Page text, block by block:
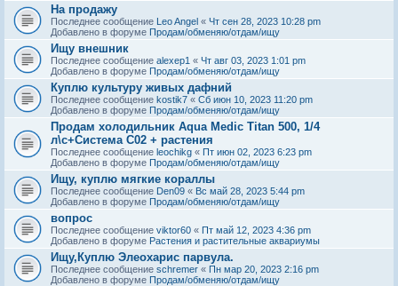
На продажу
Последнее сообщение Leo Angel « Чт сен 28, 2023 10:28 pm
Добавлено в форуме Продам/обменяю/отдам/ищу
Ищу внешник
Последнее сообщение alexep1 « Чт авг 03, 2023 1:01 pm
Добавлено в форуме Продам/обменяю/отдам/ищу
Куплю культуру живых дафний
Последнее сообщение kostik7 « Сб июн 10, 2023 11:20 pm
Добавлено в форуме Продам/обменяю/отдам/ищу
Продам холодильник Aqua Medic Titan 500, 1/4
л\с+Система С02 + растения
Последнее сообщение leochikg « Пт июн 02, 2023 6:23 pm
Добавлено в форуме Продам/обменяю/отдам/ищу
Ищу, куплю мягкие кораллы
Последнее сообщение Den09 « Вс май 28, 2023 5:44 pm
Добавлено в форуме Продам/обменяю/отдам/ищу
вопрос
Последнее сообщение viktor60 « Пт май 12, 2023 4:36 pm
Добавлено в форуме Растения и растительные аквариумы
Ищу,Куплю Элеохарис парвула.
Последнее сообщение schremer « Пн мар 20, 2023 2:16 pm
Добавлено в форуме Продам/обменяю/отдам/ищу